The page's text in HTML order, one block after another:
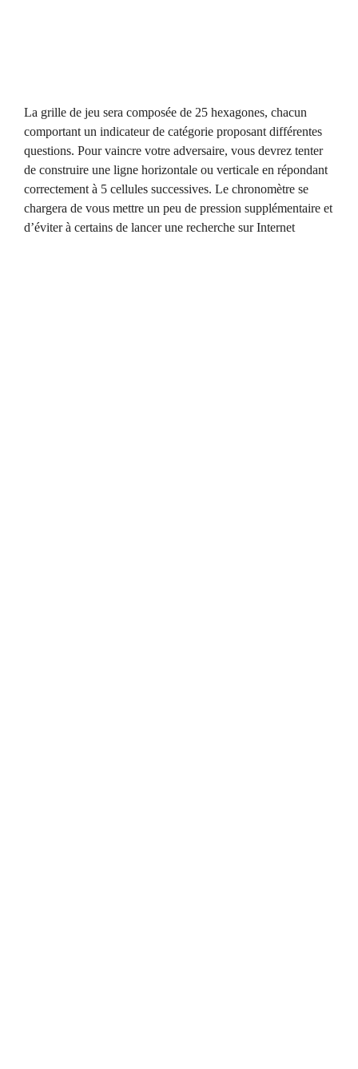
La grille de jeu sera composée de 25 hexagones, chacun
comportant un indicateur de catégorie proposant différentes
questions. Pour vaincre votre adversaire, vous devrez tenter
de construire une ligne horizontale ou verticale en répondant
correctement à 5 cellules successives. Le chronomètre se
chargera de vous mettre un peu de pression supplémentaire et
d’éviter à certains de lancer une recherche sur Internet